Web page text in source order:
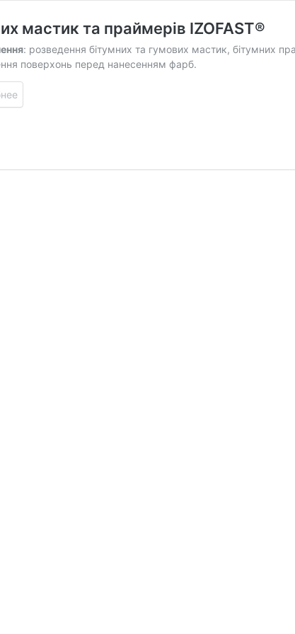
мастик та праймерів IZOFAST®
: розведення бітумних та гумових мастик, бітумних
поверхонь перед нанесенням фарб.